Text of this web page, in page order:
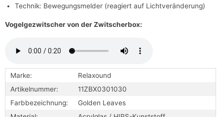
Technik: Bewegungsmelder (reagiert auf Lichtveränderung)
Vogelgezwitscher von der Zwitscherbox:
Marke:
Relaxound
Artikelnummer:
11ZBX0301030
Farbbezeichnung:
Golden Leaves